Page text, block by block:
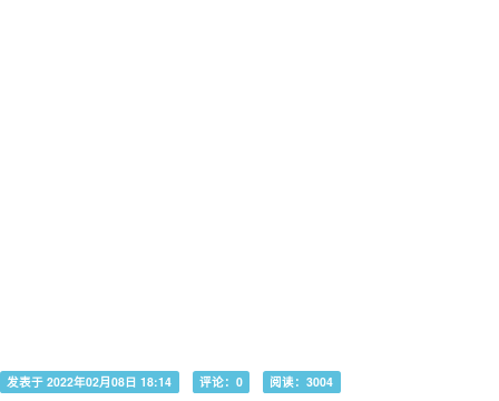
发表于 2022年02月08日 18:14 评论：0 阅读：3004